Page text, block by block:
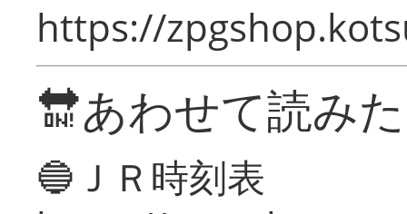
https://
🔛あわせて読み
🔵ＪＲ時刻表